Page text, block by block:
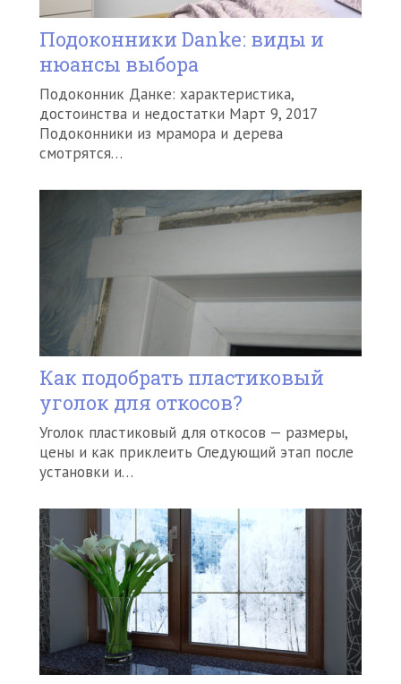
Подоконники Danke: виды и
нюансы выбора
Подоконник Данке: характеристика,
достоинства и недостатки Март 9, 2017
Подоконники из мрамора и дерева
смотрятся…
Как подобрать пластиковый
уголок для откосов?
Уголок пластиковый для откосов — размеры,
цены и как приклеить Следующий этап после
установки и…